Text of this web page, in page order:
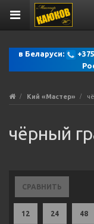
в Беларуси:
Кий «Мастер»
чёрный
СРАВНИТЬ
12 24 48